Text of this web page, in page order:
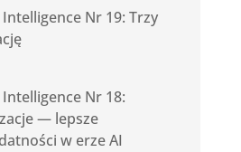
Nr 19: Trzy
Nr 18:
— lepsze
w erze AI